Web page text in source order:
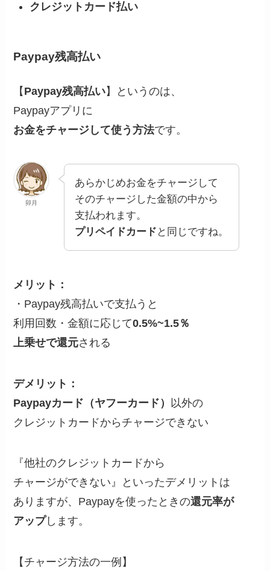
クレジットカード払い
Paypay残高払い
【 Paypay残高払い】というのは、
Paypayアプリに
お金をチャージして使う方法です。
卯月
あらかじめお金をチャージして
そのチャージした金額の中から
支払われます。
プリペイドカード と同じですね。
メリット：
・Paypay残高払いで支払うと
利用回数・金額に応じて0.5%~1.5％
上乗せで還元される
デメリット：
Paypayカード（ヤフーカード）
以外の
クレジットカードからチャージできない
『他社のクレジットカードから
チャージができない』といったデメリットは
ありますが、Paypayを使ったときの還元率が
アップします。
【チャージ方法の一例】